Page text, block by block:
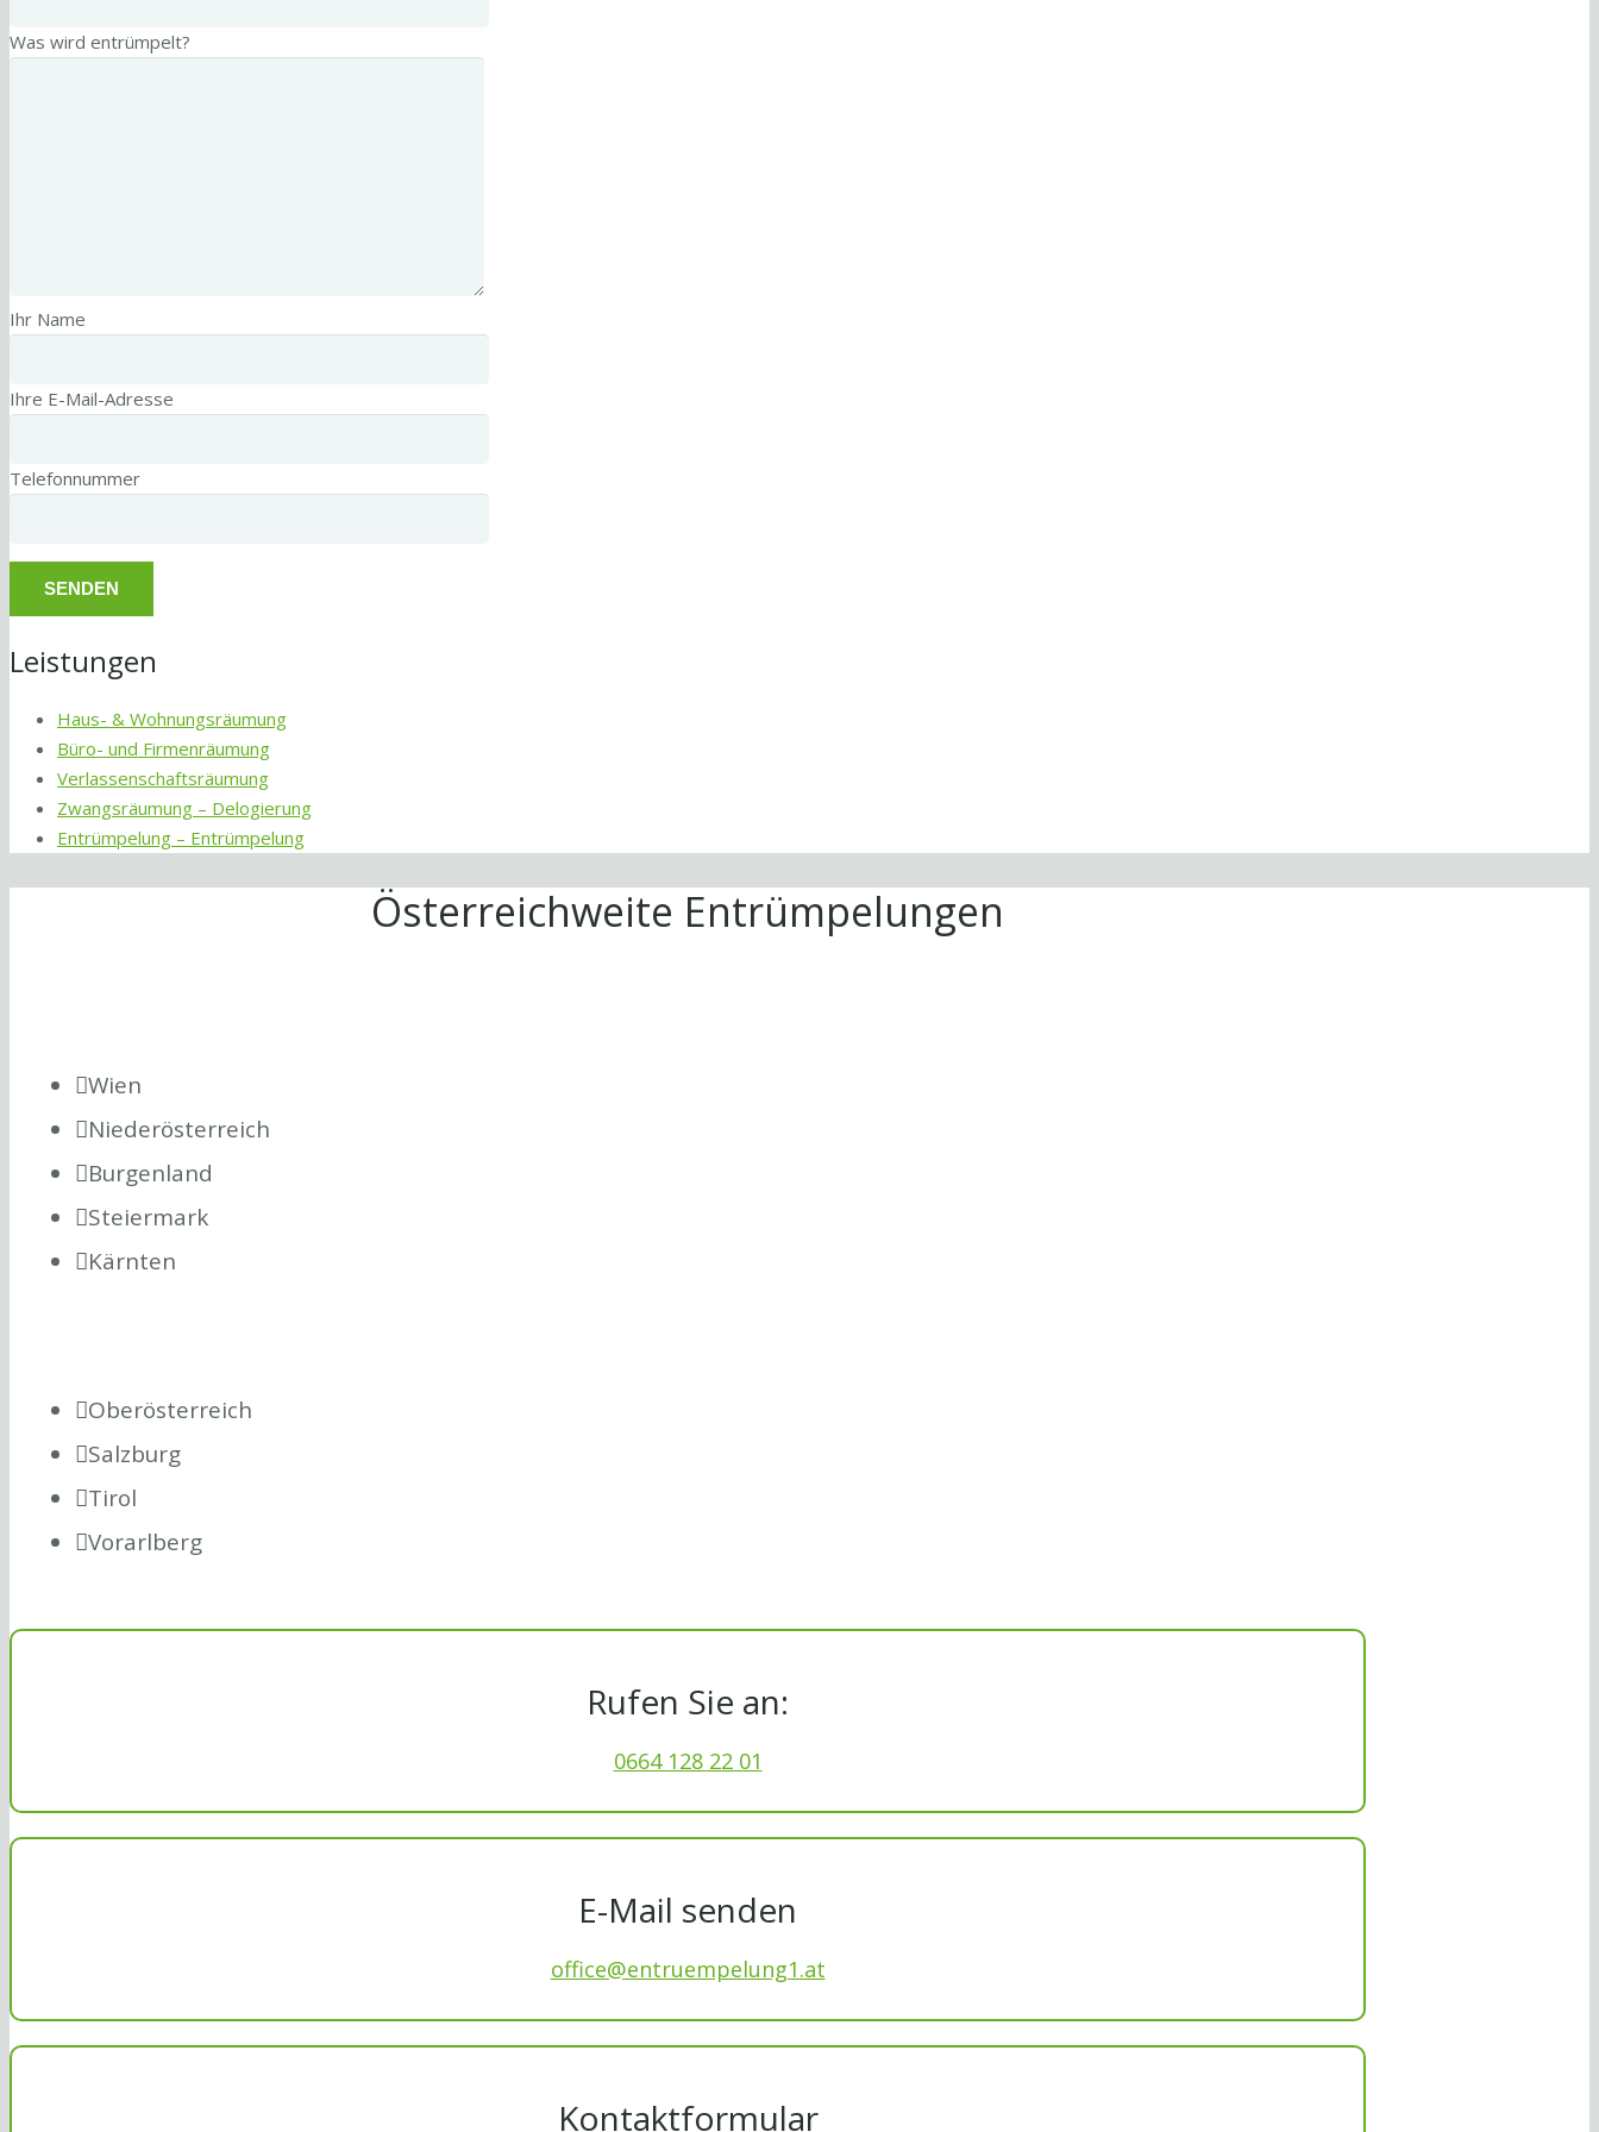
Was wird entrümpelt?
Ihr Name
Ihre E-Mail-Adresse
Telefonnummer
Leistungen
Haus- & Wohnungsräumung
Büro- und Firmenräumung
Verlassenschaftsräumung
Zwangsräumung – Delogierung
Entrümpelung – Entrümpelung
Österreichweite Entrümpelungen
Wien
Niederösterreich
Burgenland
Steiermark
Kärnten
Oberösterreich
Salzburg
Tirol
Vorarlberg
Rufen Sie an:
0664 128 22 01
E-Mail senden
office@entruempelung1.at
Kontaktformular